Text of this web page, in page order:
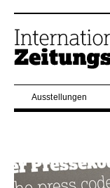
Ausstellungen